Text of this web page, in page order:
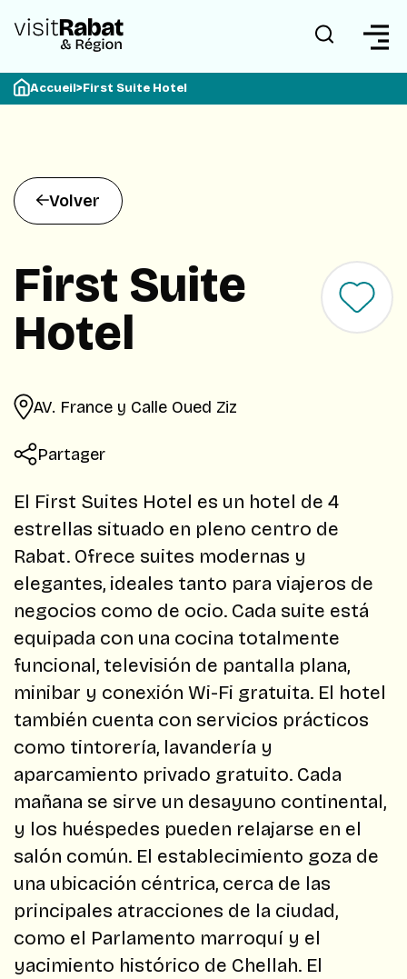
Accueil>First Suite Hotel
Volver
First Suite
Hotel
AV. France y Calle Oued Ziz
Partager
El First Suites Hotel es un hotel de 4
estrellas situado en pleno centro de
Rabat. Ofrece suites modernas y
elegantes, ideales tanto para viajeros de
negocios como de ocio. Cada suite está
equipada con una cocina totalmente
funcional, televisión de pantalla plana,
minibar y conexión Wi-Fi gratuita. El hotel
también cuenta con servicios prácticos
como tintorería, lavandería y
aparcamiento privado gratuito. Cada
mañana se sirve un desayuno continental,
y los huéspedes pueden relajarse en el
salón común. El establecimiento goza de
una ubicación céntrica, cerca de las
principales atracciones de la ciudad,
como el Parlamento marroquí y el
yacimiento histórico de Chellah. El